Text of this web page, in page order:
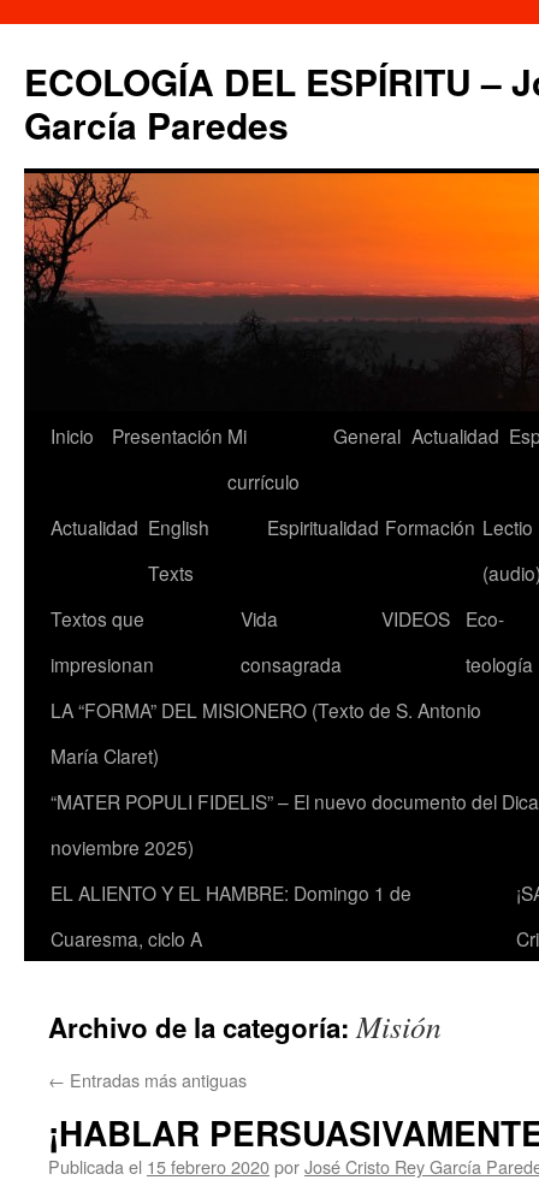
contenido
ECOLOGÍA DEL ESPÍRITU –
García Paredes
Inicio Presentación Mi
currículo
General Actualidad
Actualidad English
Texts
Espiritualidad Formación Lectio
Textos que
impresionan
Vida
consagrada
VIDEOS
Eco-
teología
LA “FORMA” DEL MISIONERO (Texto de S. Antonio
María Claret)
“MATER POPULI FIDELIS” – El nuevo documento del
noviembre 2025)
EL ALIENTO Y EL HAMBRE: Domingo 1 de
Cuaresma, ciclo A
Archivo de la categoría:Misión
← Entradas más antiguas
¡HABLAR
Publicada el 15 febrero 2020porJosé Cristo Rey García